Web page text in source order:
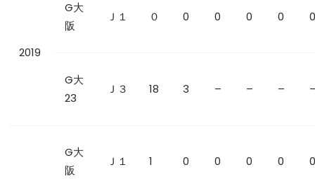
2019
G大
阪
Ｊ１ ０ 0 0 0 0 0
G大
23
Ｊ３ 18 3 – – –
G大
阪
Ｊ１ 1 0 0 0 0 0